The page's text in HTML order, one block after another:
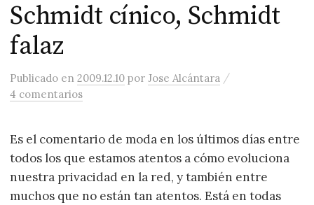
Schmidt cínico, Schmidt
falaz
Publicado en2009.12.10 porJose Alcántara /
4 comentarios
Es el comentario de moda en los últimos días entre
todos los que estamos atentos a cómo evoluciona
nuestra privacidad en la red, y también entre
muchos que no están tan atentos. Está en todas